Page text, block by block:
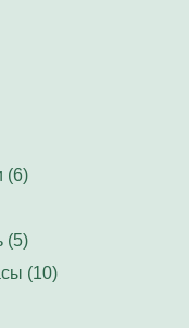
(6)
(5)
(10)